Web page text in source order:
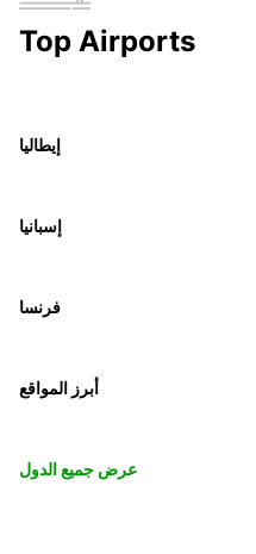
Top Airports
إيطاليا
إسبانيا
فرنسا
أبرز المواقع
عرض جميع الدول